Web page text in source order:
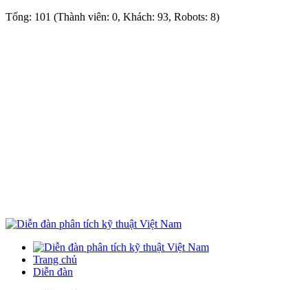
Tổng: 101 (Thành viên: 0, Khách: 93, Robots: 8)
Trang chủ
Diễn đàn